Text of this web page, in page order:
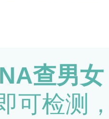
查男
可检测